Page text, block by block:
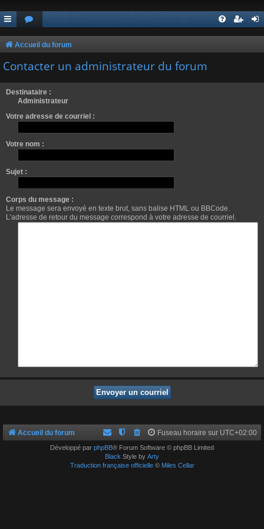
Accueil du forum
Contacter un administrateur du forum
Destinataire :
Administrateur
Votre adresse de courriel :
Votre nom :
Sujet :
Corps du message :
Le message sera envoyé en texte brut, sans balise HTML ou BBCode.
L’adresse de retour du message correspond à votre adresse de courriel.
Accueil du forum Fuseau horaire sur UTC+02:00
Développé par phpBB® Forum Software © phpBB Limited
Black Style by Arty
Traduction française officielle© Miles Cellar